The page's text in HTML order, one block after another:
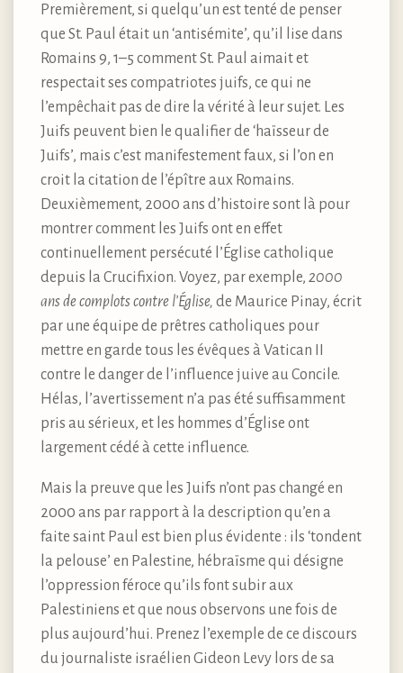
Premièrement, si quelqu’un est tenté de penser
que St. Paul était un ‘antisémite’, qu’il lise dans
Romains 9, 1–5 comment St. Paul aimait et
respectait ses compatriotes juifs, ce qui ne
l’empêchait pas de dire la vérité à leur sujet. Les
Juifs peuvent bien le qualifier de ‘haïsseur de
Juifs’, mais c’est manifestement faux, si l’on en
croit la citation de l’épître aux Romains.
Deuxièmement, 2000 ans d’histoire sont là pour
montrer comment les Juifs ont en effet
continuellement persécuté l’Église catholique
depuis la Crucifixion. Voyez, par exemple, 2000
ans de complots contre l’Église, de Maurice Pinay, écrit
par une équipe de prêtres catholiques pour
mettre en garde tous les évêques à Vatican II
contre le danger de l’influence juive au Concile.
Hélas, l’avertissement n’a pas été suffisamment
pris au sérieux, et les hommes d’Église ont
largement cédé à cette influence.
Mais la preuve que les Juifs n’ont pas changé en
2000 ans par rapport à la description qu’en a
faite saint Paul est bien plus évidente : ils ‘tondent
la pelouse’ en Palestine, hébraïsme qui désigne
l’oppression féroce qu’ils font subir aux
Palestiniens et que nous observons une fois de
plus aujourd’hui. Prenez l’exemple de ce discours
du journaliste israélien Gideon Levy lors de sa